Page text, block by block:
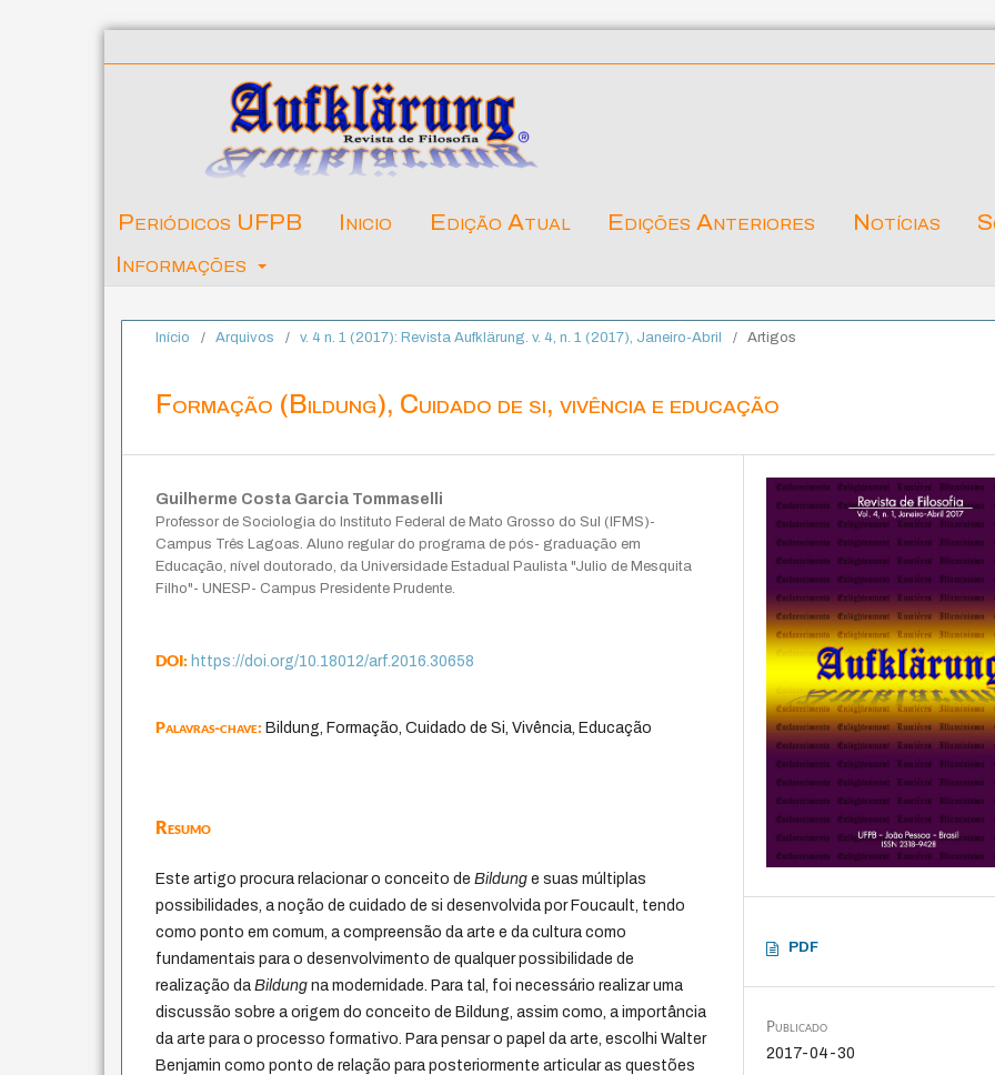
Periódicos UFPB Inicio Edição Atual Edições Anteriores Notícias
Informações
Início / Arquivos / v. 4 n. 1 (2017): Revista Aufklärung. v. 4, n. 1 (2017), Janeiro-Abril / Artigos
Formação (Bildung), Cuidado de si, vivência e educação
Guilherme Costa Garcia Tommaselli
Professor de Sociologia do Instituto Federal de Mato Grosso do Sul (IFMS)-
Campus Três Lagoas. Aluno regular do programa de pós- graduação em
Educação, nível doutorado, da Universidade Estadual Paulista "Julio de Mesquita
Filho"- UNESP- Campus Presidente Prudente.
DOI:https://doi.org/10.18012/arf.2016.30658
Palavras-chave:Bildung, Formação, Cuidado de Si, Vivência, Educação
Resumo
Este artigo procura relacionar o conceito deBildung e suas múltiplas
possibilidades, a noção de cuidado de si desenvolvida por Foucault, tendo
como ponto em comum, a compreensão da arte e da cultura como
fundamentais para o desenvolvimento de qualquer possibilidade de
realização da Bildung na modernidade. Para tal, foi necessário realizar uma
discussão sobre a origem do conceito de Bildung, assim como, a importância
da arte para o processo formativo. Para pensar o papel da arte, escolhi Walter
Benjamin como ponto de relação para posteriormente articular as questões
PDF
Publicado
2017-04-30